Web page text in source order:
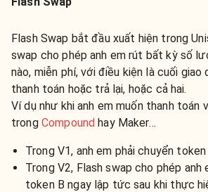
Flash Swap bắt đầu xuất hiện trong
swap cho phép anh em rút bất kỳ số
nào, miễn phí, với điều kiện là cuối giao
thanh toán hoặc trả lại, hoặc cả hai.
Ví dụ như khi anh em muốn thanh toán
trong Compoundhay Maker…
Trong V1, anh em phải chuyển
Trong V2, Flash swap cho phép anh
token B ngay lập tức sau khi thực